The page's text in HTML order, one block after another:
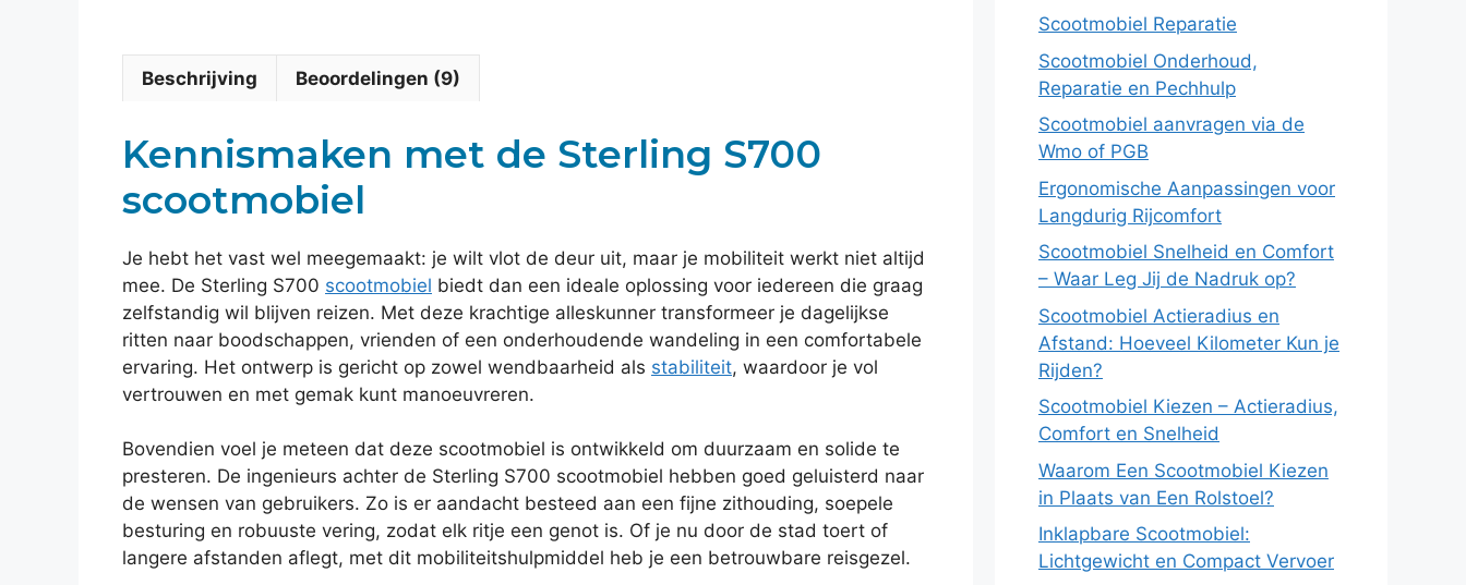
Beschrijving Beoordelingen (9)
Kennismaken met de Sterling S700
scootmobiel
Je hebt het vast wel meegemaakt: je wilt vlot de deur uit, maar je mobiliteit werkt niet altijd
mee. De Sterling S700 scootmobiel biedt dan een ideale oplossing voor iedereen die graag
zelfstandig wil blijven reizen. Met deze krachtige alleskunner transformeer je dagelijkse
ritten naar boodschappen, vrienden of een onderhoudende wandeling in een comfortabele
ervaring. Het ontwerp is gericht op zowel wendbaarheid als stabiliteit, waardoor je vol
vertrouwen en met gemak kunt manoeuvreren.
Bovendien voel je meteen dat deze scootmobiel is ontwikkeld om duurzaam en solide te
presteren. De ingenieurs achter de Sterling S700 scootmobiel hebben goed geluisterd naar
de wensen van gebruikers. Zo is er aandacht besteed aan een fijne zithouding, soepele
besturing en robuuste vering, zodat elk ritje een genot is. Of je nu door de stad toert of
langere afstanden aflegt, met dit mobiliteitshulpmiddel heb je een betrouwbare reisgezel.
Scootmobiel Reparatie
Scootmobiel Onderhoud,
Reparatie en Pechhulp
Scootmobiel aanvragen via de
Wmo of PGB
Ergonomische Aanpassingen voor
Langdurig Rijcomfort
Scootmobiel Snelheid en Comfort
– Waar Leg Jij de Nadruk op?
Scootmobiel Actieradius en
Afstand: Hoeveel Kilometer Kun je
Rijden?
Scootmobiel Kiezen – Actieradius,
Comfort en Snelheid
Waarom Een Scootmobiel Kiezen
in Plaats van Een Rolstoel?
Inklapbare Scootmobiel:
Lichtgewicht en Compact Vervoer